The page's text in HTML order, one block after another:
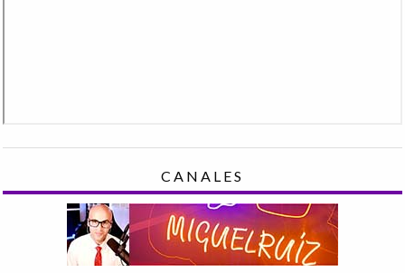
CANALES